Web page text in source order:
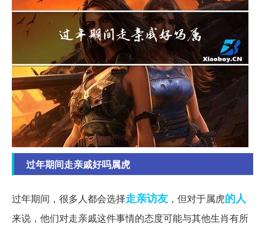
过年期间走亲戚好吗属虎
过年期间，很多人都会选择走亲访友 ，但对于属虎的人
来说，他们对走亲戚这件事情的态度可能与其他生肖有所